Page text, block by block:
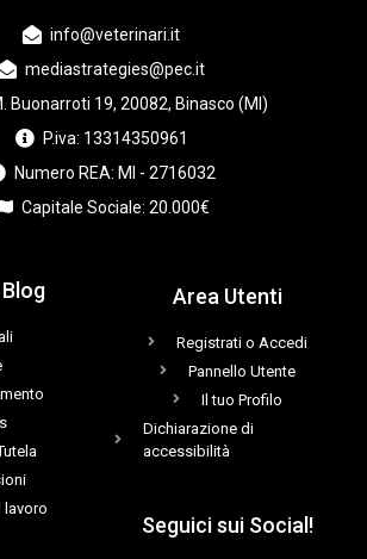
info@veterinari.it
mediastrategies@pec.it
Buonarroti 19, 20082, Binasco (MI)
P.iva: 13314350961
Numero REA: MI - 2716032
Capitale Sociale: 20.000€
lavoro
Area Utenti
Registrati o Accedi
Pannello Utente
Il tuo Profilo
Dichiarazione di
accessibilità
Seguici sui Social!